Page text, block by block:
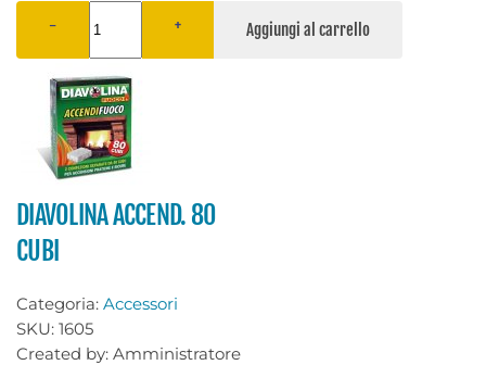
− +
DIAVOLINA ACCEND. 80
CUBI
Categoria: Accessori
SKU: 1605
Created by: Amministratore